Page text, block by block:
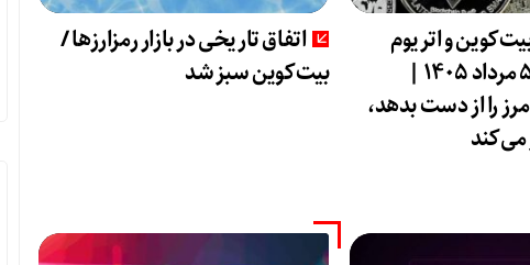
و اتریوم
امروز دوشنبه ۵ مرداد ۱۴۰۵ |
را از دست بدهد،
می‌کند
اتفاق تاریخی در بازار رمزارزها /
بیت‌کوین سبز شد